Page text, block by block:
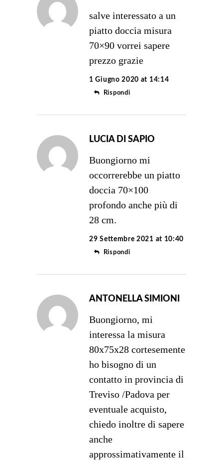
salve interessato a un
piatto doccia misura
70×90 vorrei sapere
prezzo grazie
1 Giugno 2020 at 14:14
Rispondi
LUCIA DI SAPIO
Buongiorno mi
occorrerebbe un piatto
doccia 70×100
profondo anche più di
28 cm.
29 Settembre 2021 at 10:40
Rispondi
ANTONELLA SIMIONI
Buongiorno, mi
interessa la misura
80x75x28 cortesemente
ho bisogno di un
contatto in provincia di
Treviso /Padova per
eventuale acquisto,
chiedo inoltre di sapere
anche
approssimativamente il